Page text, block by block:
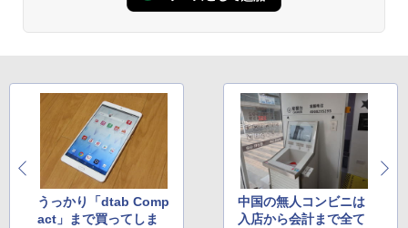
うっかり「dtab Comp
act」まで買ってしま
中国の無人コンビニは
入店から会計まで全て